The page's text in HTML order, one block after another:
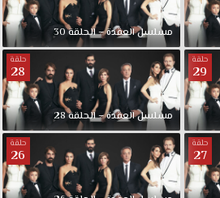
مسلسل العقدة – الحلقة 30
حلقة
29
حلقة
28
مسلسل العقدة – الحلقة 28
حلقة
27
حلقة
26